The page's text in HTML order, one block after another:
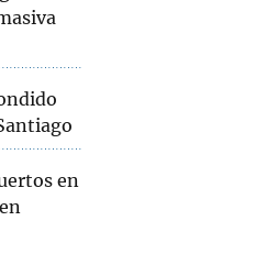
en